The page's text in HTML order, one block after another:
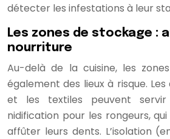
détecter les infestations à leur
Les zones de stockage :
nourriture
Au-delà de la cuisine, les
également des lieux à risque.
et les textiles peuvent
nidification pour les rongeurs,
affûter leurs dents. L’isolation